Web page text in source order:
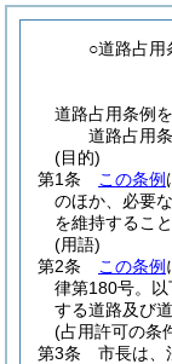
○道路占用
道路占用条例
道路占用
(目的)
第1条
この条例
のほか、必要
を維持するこ
(用語)
第2条
この条例
律第180号。
する道路及び
(占用許可の条
第3条
市長は、